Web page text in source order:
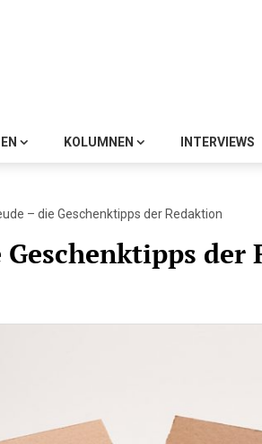
KOLUMNEN INTERVIEWS
– die Geschenktipps der Redaktion
Geschenktipps der